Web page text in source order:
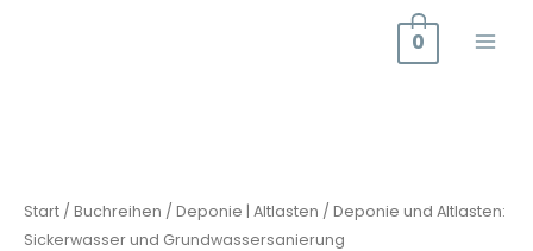
0
Start / Buchreihen / Deponie | Altlasten / Deponie und Altlasten:
Sickerwasser und Grundwassersanierung
Sickerwasser
und